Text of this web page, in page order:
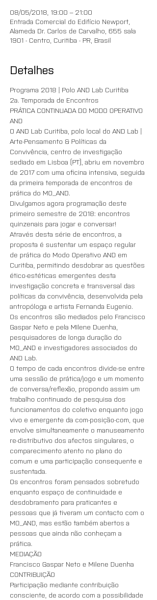
08/05/2018, 19:00 – 21:00
Entrada Comercial do Edifício Newport,
Alameda Dr. Carlos de Carvalho, 655 sala
1901 - Centro, Curitiba - PR, Brasil
Detalhes
Programa 2018 | Polo AND Lab Curitiba
2a. Temporada de Encontros
PRÁTICA CONTINUADA DO MODO OPERATIVO
AND
O AND Lab Curitiba, polo local do AND Lab |
Arte-Pensamento & Políticas da
Convivência, centro de investigação
sediado em Lisboa (PT), abriu em novembro
de 2017 com uma oficina intensiva, seguida
da primeira temporada de encontros de
prática do MO_AND.
Divulgamos agora programação deste
primeiro semestre de 2018: encontros
quinzenais para jogar e conversar!
Através desta série de encontros, a
proposta é sustentar um espaço regular
de prática do Modo Operativo AND em
Curitiba, permitindo desdobrar as questões
ético-estéticas emergentes desta
investigação concreta e transversal das
políticas da convivência, desenvolvida pela
antropóloga e artista Fernanda Eugenio.
Os encontros são mediados pelo Francisco
Gaspar Neto e pela MIlene Duenha,
pesquisadores de longa duração do
MO_AND e investigadores associados do
AND Lab.
O tempo de cada encontros divide-se entre
uma sessão de prática/jogo e um momento
de conversa/reflexão, propondo assim um
trabalho continuado de pesquisa dos
funcionamentos do coletivo enquanto jogo
vivo e emergente da com-posição-com, que
envolve simultaneamente o manuseamento
re-distributivo dos afectos singulares, o
comparecimento atento no plano do
comum e uma participação consequente e
sustentada.
Os encontros foram pensados sobretudo
enquanto espaço de continuidade e
desdobramento para praticantes e
pessoas que já tiveram um contacto com o
MO_AND, mas estão também abertos a
pessoas que ainda não conheçam a
prática.
MEDIAÇÃO
Francisco Gaspar Neto e Milene Duenha
CONTRIBUIÇÃO
Participação mediante contribuição
consciente, de acordo com a possibilidade